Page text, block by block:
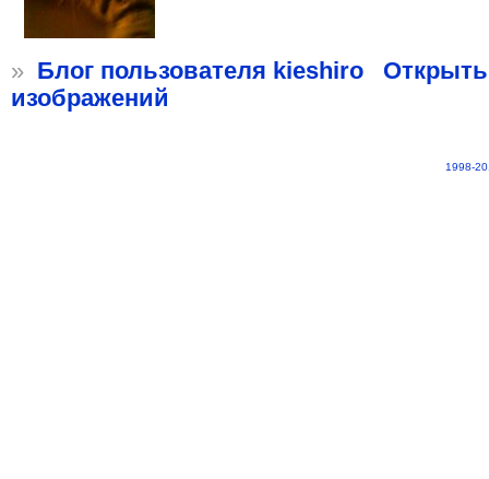
» Блог пользователя kieshiro
изображений
1998-